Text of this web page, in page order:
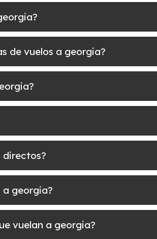
de vuelos a georgia?
directos?
a georgia?
vuelan a georgia?